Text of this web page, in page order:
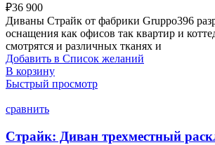
₽36 900
Диваны Страйк от фабрики Gruppo396
оснащения как офисов так квартир и
смотрятся и различных тканях и
Добавить в Список желаний
В корзину
Быстрый просмотр
сравнить
Страйк: Диван трехместный